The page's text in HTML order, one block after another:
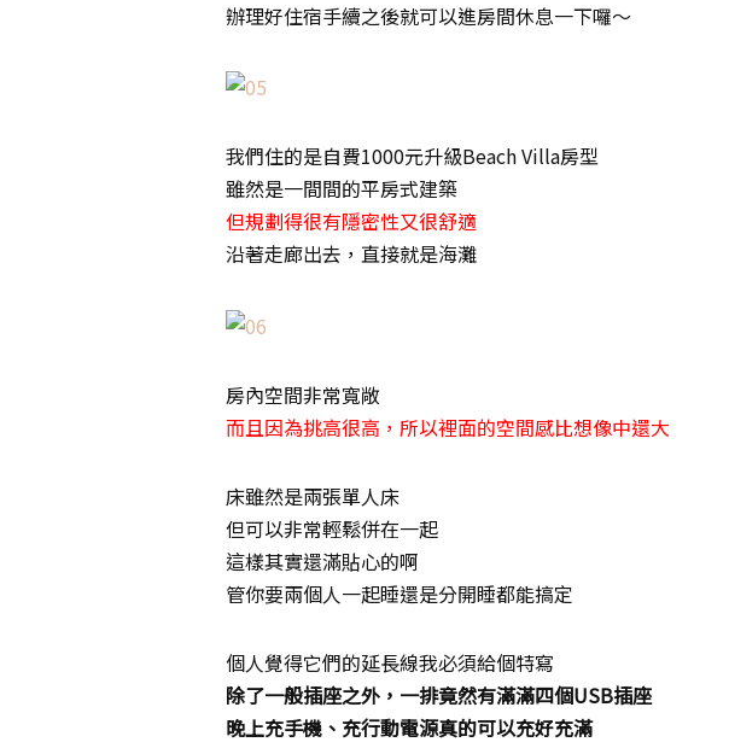
辦理好住宿手續之後就可以進房間休息一下囉～
我們住的是自費1000元升級Beach Villa房型
雖然是一間間的平房式建築
但規劃得很有隱密性又很舒適
沿著走廊出去，直接就是海灘
房內空間非常寬敞
而且因為挑高很高，所以裡面的空間感比想像中還大
床雖然是兩張單人床
但可以非常輕鬆併在一起
這樣其實還滿貼心的啊
管你要兩個人一起睡還是分開睡都能搞定
個人覺得它們的延長線我必須給個特寫
除了一般插座之外，一排竟然有滿滿四個USB插座
晚上充手機、充行動電源真的可以充好充滿